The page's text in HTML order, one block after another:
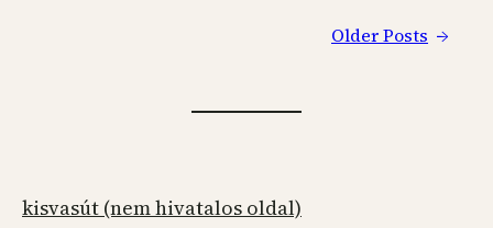
Older Posts →
kisvasút (nem hivatalos oldal)